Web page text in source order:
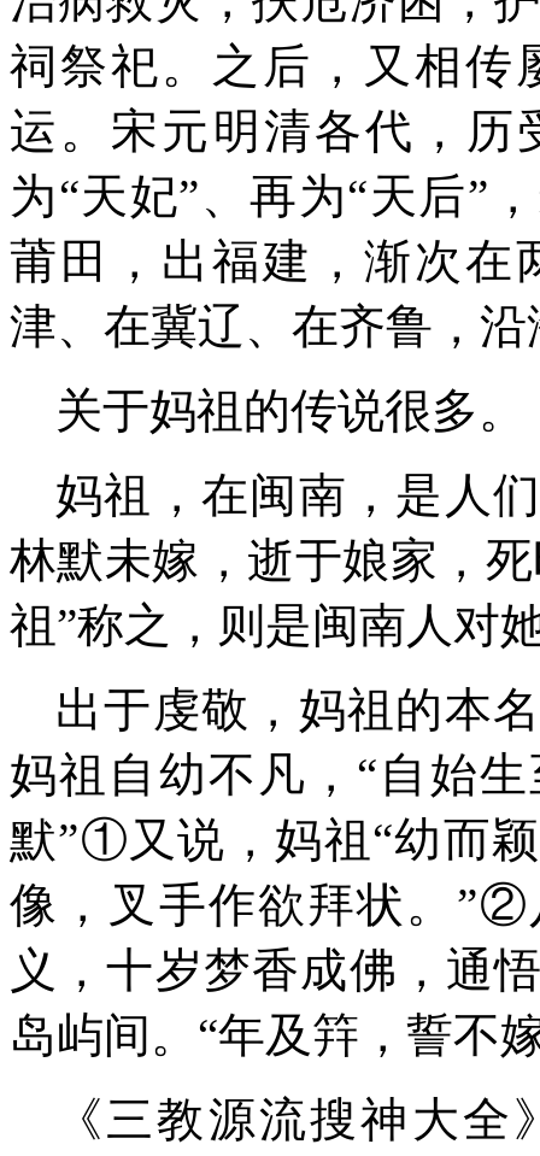
祠祭祀。 之后， 又相传
运 。宋元明清各代 ， 历
为“天妃”、再为“天后” ，
莆田，出福建，渐次在
津、在冀辽、在齐鲁， 沿
关于妈祖的传说很多。
妈祖，在闽南，是人
林默未嫁，逝于娘家，
祖”称之，则是闽南人对
出于虔敬，妈祖的本
妈祖自幼不凡，“自始
默”①又说，妈祖“幼而
像，叉手作欲拜状。”②
义，十岁梦香成佛，通
岛屿间。“年及筓，誓不
《三教源流搜神大全